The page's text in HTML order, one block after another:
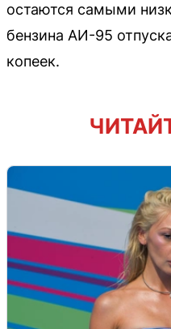
остаются самыми
бензина АИ-95
копеек.